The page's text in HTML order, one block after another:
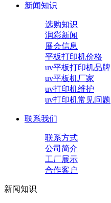
新闻知识
选购知识
润彩新闻
展会信息
平板打印机价格
uv平板打印机品牌
uv平板机厂家
uv打印机维护
uv打印机常见问题
联系我们
联系方式
公司简介
工厂展示
合作客户
新闻知识